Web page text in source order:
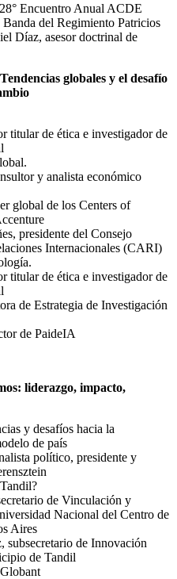
Encuentro Anual ACDE
del Regimiento Patricios
Díaz, asesor doctrinal de
globales y el desafío
titular de ética e investigador de
y analista económico
global de los Centers of
presidente del Consejo
Internacionales (CARI)
titular de ética e investigador de
de Estrategia de Investigación
de PaideIA
liderazgo, impacto,
y desafíos hacia la
de país
político, presidente y
de Vinculación y
Nacional del Centro de
Aires
subsecretario de Innovación
de Tandil